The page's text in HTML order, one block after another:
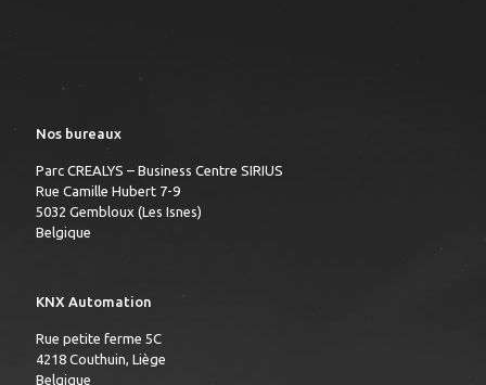
Nos bureaux
Parc CREALYS – Business Centre SIRIUS
Rue Camille Hubert 7-9
5032 Gembloux (Les Isnes)
Belgique
KNX Automation
Rue petite ferme 5C
4218 Couthuin, Liège
Belgique